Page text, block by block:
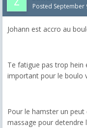
Posted September
Johann est accro au
Te fatigue pas trop hein
important pour le boulo
Pour le hamster un
massage pour detendre